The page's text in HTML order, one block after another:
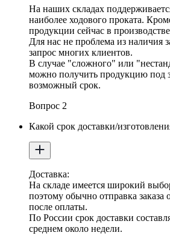
На наших складах
наиболее ходового проката.
продукции сейчас в
Для нас не проблема из наличия
запрос многих клиентов.
В случае "сложного" или
можно получить продукцию под
возможный срок.
Вопрос 2
Какой срок доставки/
Доставка:
На складе имеется широкий
поэтому обычно отправка заказа
после оплаты.
По России срок доставки
среднем около недели.